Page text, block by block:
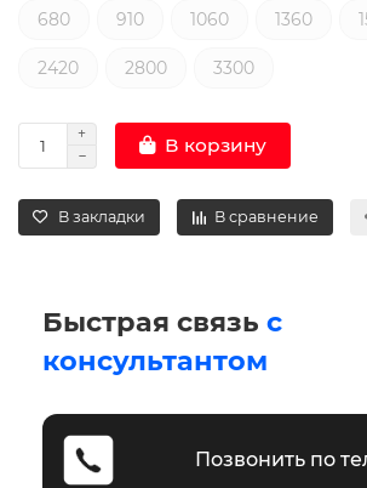
680 910 1060 1360
2420 2800 3300
В корзину
В закладки В сравнение
Быстрая связь с
консультантом
Позвонить по